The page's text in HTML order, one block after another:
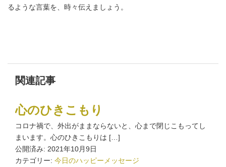
るような言葉を、時々伝えましょう。
関連記事
心のひきこもり
コロナ禍で、外出がままならないと、心まで閉じこもってし
まいます。心のひきこもりは […]
公開済み: 2021年10月9日
カテゴリー: 今日のハッピーメッセージ